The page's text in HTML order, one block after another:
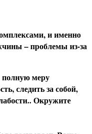
и именно
– проблемы из-за
полную меру
следить за собой,
Окружите